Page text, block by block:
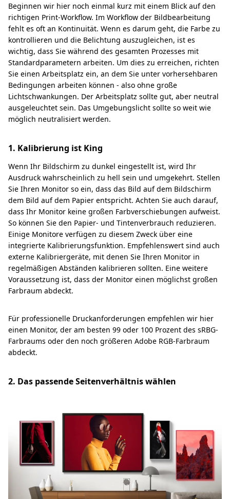
Beginnen wir hier noch einmal kurz mit einem Blick auf den
richtigen Print-Workflow. Im Workflow der Bildbearbeitung
fehlt es oft an Kontinuität. Wenn es darum geht, die Farbe zu
kontrollieren und die Belichtung auszugleichen, ist es
wichtig, dass Sie während des gesamten Prozesses mit
Standardparametern arbeiten. Um dies zu erreichen, richten
Sie einen Arbeitsplatz ein, an dem Sie unter vorhersehbaren
Bedingungen arbeiten können - also ohne große
Lichtschwankungen. Der Arbeitsplatz sollte gut, aber neutral
ausgeleuchtet sein. Das Umgebungslicht sollte so weit wie
möglich neutralisiert werden.
1. Kalibrierung ist King
Wenn Ihr Bildschirm zu dunkel eingestellt ist, wird Ihr
Ausdruck wahrscheinlich zu hell sein und umgekehrt. Stellen
Sie Ihren Monitor so ein, dass das Bild auf dem Bildschirm
dem Bild auf dem Papier entspricht. Achten Sie auch darauf,
dass Ihr Monitor keine großen Farbverschiebungen aufweist.
So können Sie den Papier- und Tintenverbrauch reduzieren.
Einige Monitore verfügen zu diesem Zweck über eine
integrierte Kalibrierungsfunktion. Empfehlenswert sind auch
externe Kalibriergeräte, mit denen Sie Ihren Monitor in
regelmäßigen Abständen kalibrieren sollten. Eine weitere
Voraussetzung ist, dass der Monitor einen möglichst großen
Farbraum abdeckt.
Für professionelle Druckanforderungen empfehlen wir hier
einen Monitor, der am besten 99 oder 100 Prozent des sRBG-
Farbraums oder den noch größeren Adobe RGB-Farbraum
abdeckt.
2. Das passende Seitenverhältnis wählen